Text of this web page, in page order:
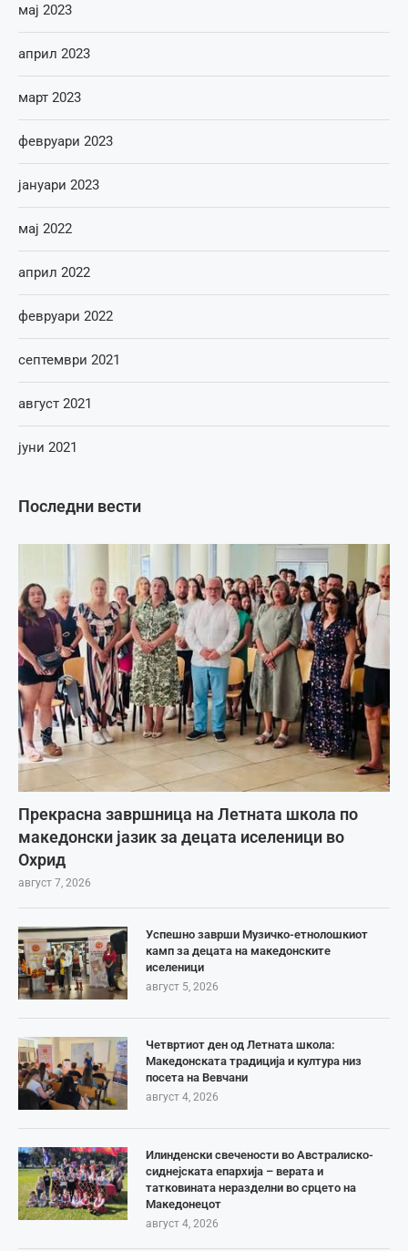
Последни вести
Прекрасна завршница на Летната школа по
македонски јазик за децата иселеници во
Охрид
август 7, 2026
Успешно заврши Музичко-етнолошкиот
камп за децата на македонските
иселеници
август 5, 2026
Четвртиот ден од Летната школа:
Македонската традиција и култура низ
посета на Вевчани
август 4, 2026
Илинденски свечености во Австралиско-
сиднејската епархија – верата и
татковината неразделни во срцето на
Македонецот
август 4, 2026
мај 2023
април 2023
март 2023
февруари 2023
јануари 2023
мај 2022
април 2022
февруари 2022
септември 2021
август 2021
јуни 2021